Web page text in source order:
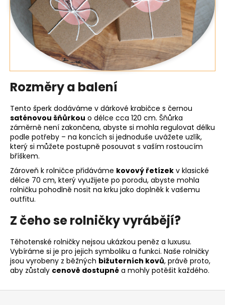
Rozměry a balení
Tento šperk dodáváme v dárkové krabičce s černou
saténovou šňůrkou o délce cca 120 cm. Šňůrka
záměrně není zakončena, abyste si mohla regulovat délku
podle potřeby – na koncích si jednoduše uvážete uzlík,
který si můžete postupně posouvat s vaším rostoucím
bříškem.
Zároveň k rolničce přidáváme kovový řetízek v klasické
délce 70 cm, který využijete po porodu, abyste mohla
rolničku pohodlně nosit na krku jako doplněk k vašemu
outfitu.
Z čeho se rolničky vyrábějí?
Těhotenské rolničky nejsou ukázkou peněz a luxusu.
Vybíráme si je pro jejich symboliku a funkci. Naše rolničky
jsou vyrobeny z běžných bižuterních kovů, právě proto,
aby zůstaly cenově dostupné a mohly potěšit každého.
Z